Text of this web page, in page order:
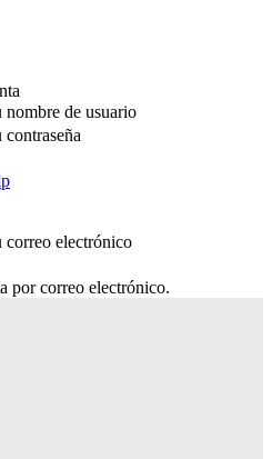
nombre de usuario
contraseña
correo electrónico
por correo electrónico.